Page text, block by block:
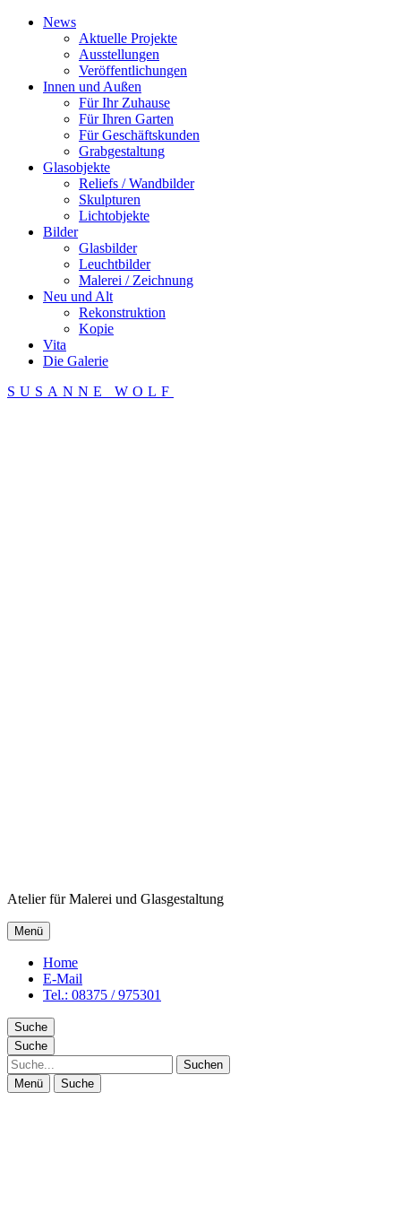
News
Aktuelle Projekte
Ausstellungen
Veröffentlichungen
Innen und Außen
Für Ihr Zuhause
Für Ihren Garten
Für Geschäftskunden
Grabgestaltung
Glasobjekte
Reliefs / Wandbilder
Skulpturen
Lichtobjekte
Bilder
Glasbilder
Leuchtbilder
Malerei / Zeichnung
Neu und Alt
Rekonstruktion
Kopie
Vita
Die Galerie
SUSANNE WOLF
Atelier für Malerei und Glasgestaltung
Menü
Home
E-Mail
Tel.: 08375 / 975301
Suche
Suche
Suche
Menü Suche